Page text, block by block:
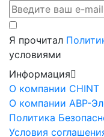
Я прочитал
условиями
Информация
О компании CHINT
О компании АВР-
Политика
Условия